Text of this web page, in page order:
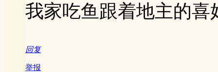
我家吃鱼跟着地主的
回复
举报